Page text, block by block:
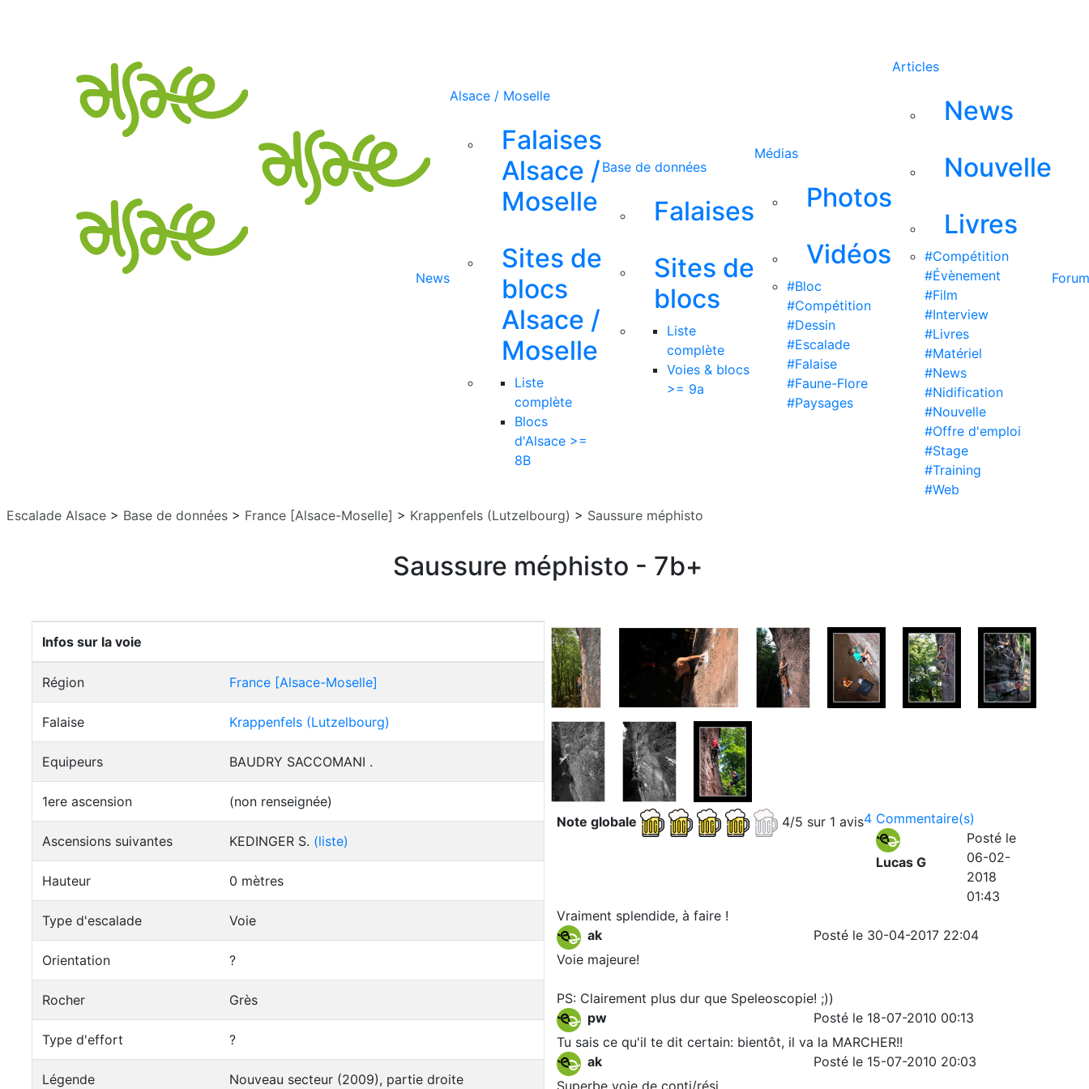
News
Alsace / Moselle
Falaises
Alsace /
Moselle
Sites de
blocs
Alsace /
Moselle
Liste
complète
Blocs
d'Alsace >=
8B
Base de données
Falaises
Sites de
blocs
Liste
complète
Voies & blocs
>= 9a
Médias
Photos
Vidéos
#Bloc
#Compétition
#Dessin
#Escalade
#Falaise
#Faune-Flore
#Paysages
Articles
News
Nouvelle
Livres
#Compétition
#Évènement
#Film
#Interview
#Livres
#Matériel
#News
#Nidification
#Nouvelle
#Offre d'emploi
#Stage
#Training
#Web
Forum
Escalade Alsace > Base de données > France [Alsace-Moselle] > Krappenfels (Lutzelbourg) > Saussure méphisto
Saussure méphisto - 7b+
Infos sur la voie
Région France [Alsace-Moselle]
Falaise Krappenfels (Lutzelbourg)
Equipeurs BAUDRY SACCOMANI .
1ere ascension (non renseignée)
Ascensions suivantes KEDINGER S. (liste)
Hauteur 0 mètres
Type d'escalade Voie
Orientation ?
Rocher Grès
Type d'effort ?
Légende Nouveau secteur (2009), partie droite
4 Commentaire(s)
Note globale 4/5 sur 1 avis
Lucas G
Posté le
06-02-
2018
01:43
Vraiment splendide, à faire !
ak
Posté le 30-04-2017 22:04
Voie majeure!
PS: Clairement plus dur que Speleoscopie! ;))
pw
Posté le 18-07-2010 00:13
Tu sais ce qu'il te dit certain: bientôt, il va la MARCHER!!
ak
Posté le 15-07-2010 20:03
Superbe voie de conti/rési.